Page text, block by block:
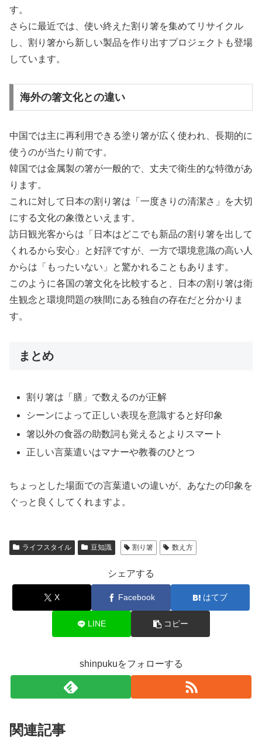
す。
さらに最近では、使い終えた割り箸を集めてリサイクル
し、割り箸から新しい製品を作り出すプロジェクトも登場
しています。
海外の箸文化との違い
中国では主に再利用できる塗り箸が広く使われ、長期的に
使うのが当たり前です。
韓国では金属製の箸が一般的で、丈夫で衛生的な特徴があ
ります。
これに対して日本の割り箸は「一度きりの清潔さ」を大切
にする文化の象徴といえます。
訪日観光客からは「日本はどこでも新品の割り箸を出して
くれるから安心」と好評ですが、一方で環境意識の高い人
からは「もったいない」と驚かれることもあります。
このように各国の箸文化を比較すると、日本の割り箸は衛
生観念と環境問題の狭間にある独自の存在だと分かりま
す。
まとめ
割り箸は「膳」で数えるのが正解
シーンによって正しい表現を意識すると好印象
箸以外の食器の助数詞も覚えるとよりスマート
正しい言葉遣いはマナーや教養のひとつ
ちょっとした場面での言葉遣いの違いが、あなたの印象を
ぐっと良くしてくれますよ。
ライフスタイル 豆知識 割り箸 数え方
シェアする
X Facebook はてブ
LINE コピー
shinpukuをフォローする
関連記事